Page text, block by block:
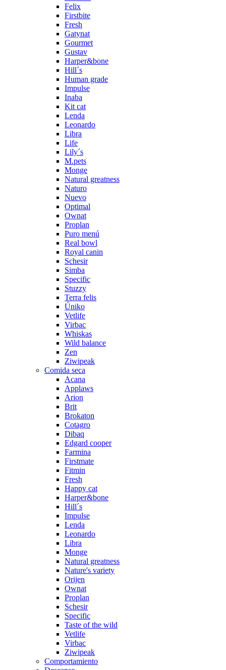
Felix
Firstbite
Fresh
Gatynat
Gourmet
Gustav
Harper&bone
Hill´s
Human grade
Impulse
Inaba
Kit cat
Lenda
Leonardo
Libra
Life
Lily´s
M.pets
Monge
Natural greatness
Naturo
Nuevo
Optimal
Ownat
Proplan
Puro menú
Real bowl
Royal canin
Schesir
Simba
Specific
Stuzzy
Terra felis
Úniko
Vetlife
Virbac
Whiskas
Wild balance
Zen
Ziwipeak
Comida seca
Acana
Applaws
Arion
Brit
Brokaton
Cotagro
Dibaq
Edgard cooper
Farmina
Firstmate
Fitmin
Fresh
Happy cat
Harper&bone
Hill´s
Impulse
Lenda
Leonardo
Libra
Monge
Natural greatness
Nature's variety
Orijen
Ownat
Proplan
Schesir
Specific
Taste of the wild
Vetlife
Virbac
Ziwipeak
Comportamiento